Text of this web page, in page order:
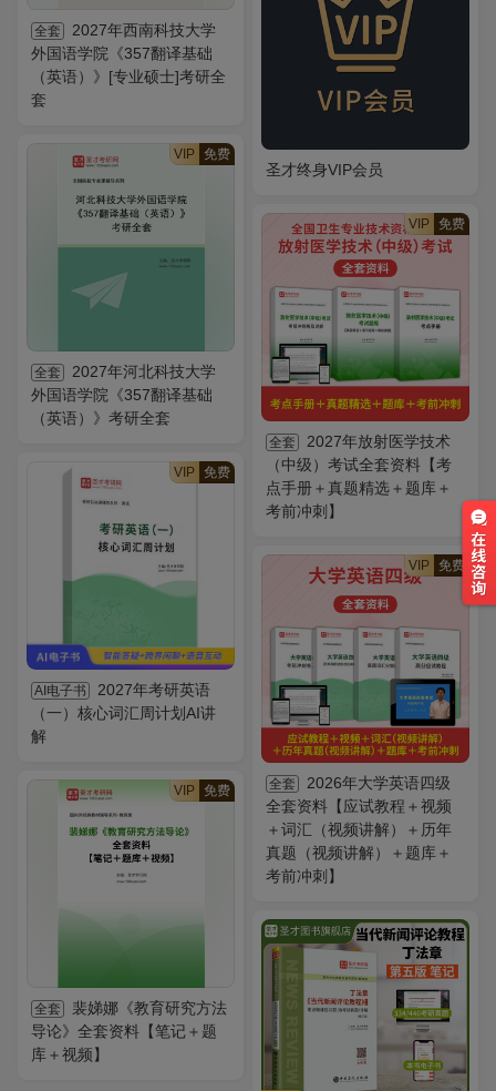
全套
2027年西南科技大学
外国语学院《357翻译基础
（英语）》[专业硕士]考研全
套
圣才终身VIP会员
VIP 免费
全套
2027年河北科技大学
外国语学院《357翻译基础
（英语）》考研全套
VIP 免费
全套
2027年放射医学技术
（中级）考试全套资料【考
点手册＋真题精选＋题库＋
考前冲刺】
VIP 免费
AI电子书
2027年考研英语
（一）核心词汇周计划AI讲
解
VIP 免费
全套
2026年大学英语四级
全套资料【应试教程＋视频
＋词汇（视频讲解）＋历年
真题（视频讲解）＋题库＋
考前冲刺】
VIP 免费
全套
裴娣娜《教育研究方法
导论》全套资料【笔记＋题
库＋视频】